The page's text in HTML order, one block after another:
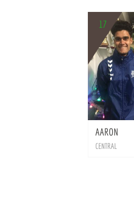
17
AARON
CENTRAL